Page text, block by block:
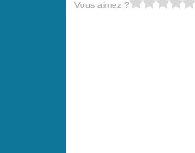
Vous aimez ?